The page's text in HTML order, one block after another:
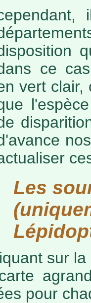
ce
vert clair,
Les
sur
pour